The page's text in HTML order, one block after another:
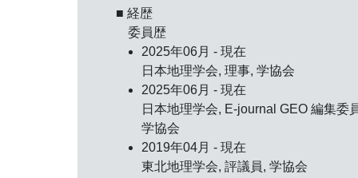
■ 経歴
委員歴
2025年06月 - 現在
日本地理学会, 理事, 学協会
2025年06月 - 現在
日本地理学会, E-journal GEO 編集委
学協会
2019年04月 - 現在
東北地理学会, 評議員, 学協会